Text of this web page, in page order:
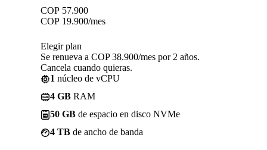
COP 57.900
COP 19.900/mes
Elegir plan
Se renueva a COP 38.900/mes por 2 años.
Cancela cuando quieras.
1 núcleo de vCPU
4 GB RAM
50 GB de espacio en disco NVMe
4 TB de ancho de banda